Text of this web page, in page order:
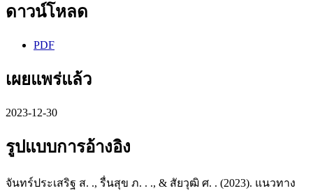
ดาวน์โหลด
PDF
เผยแพร่แล้ว
2023-12-30
รูปแบบการอ้างอิง
จันทร์ประเสริฐ ส. ., รื่นสุข ภ. . ., & สัยวุฒิ ศ. . (2023). แนวทาง